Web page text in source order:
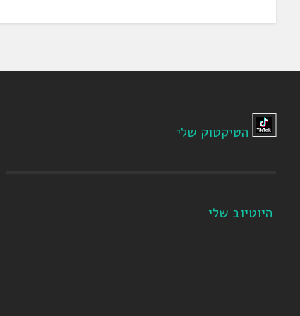
הטיקטוק שלי
היוטיוב שלי